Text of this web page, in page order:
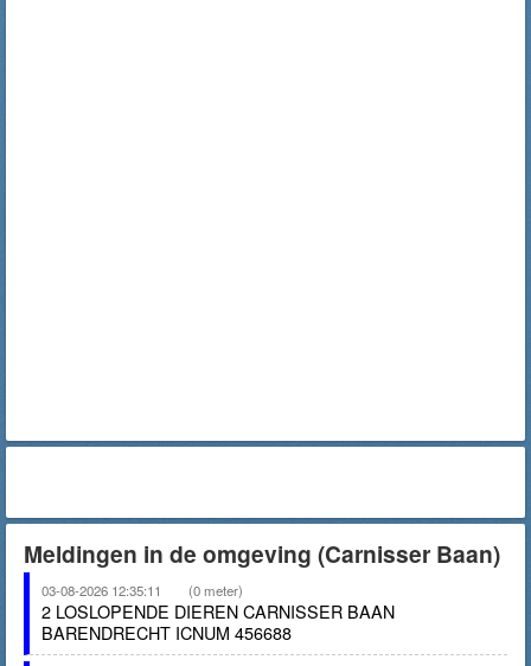
Meldingen in de omgeving (Carnisser Baan)
03-08-2026 12:35:11 (0 meter)
2 LOSLOPENDE DIEREN CARNISSER BAAN
BARENDRECHT ICNUM 456688